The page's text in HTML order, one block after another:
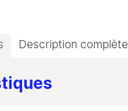
Description complète